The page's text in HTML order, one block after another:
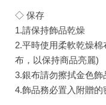
◇ 保存
1.請保持飾品乾燥
2.平時使用柔軟乾燥
布，以保持商品亮麗)
3.銀布請勿擦拭金色
4.飾品務必置入附贈